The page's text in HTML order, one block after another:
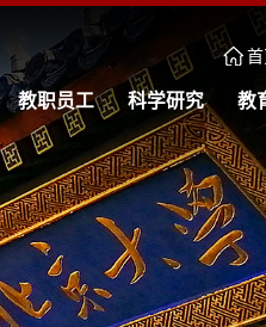
教职员工 科学研究 教